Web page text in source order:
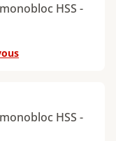
HSS -
HSS -